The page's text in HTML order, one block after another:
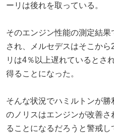
ーリは後れを取っている。
そのエンジン性能の測定結
され、メルセデスはそこか
リは4％以上遅れているとさ
得ることになった。
そんな状況でハミルトンが
のノリスはエンジンが改善
ることになるだろうと警戒し